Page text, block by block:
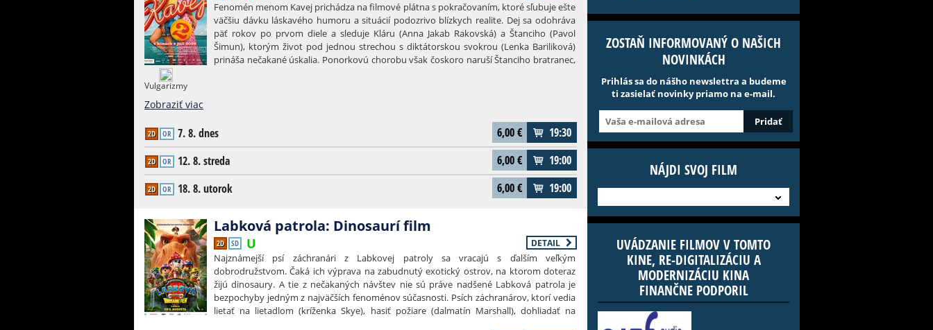
Fenomén menom Kavej prichádza na filmové plátna s pokračovaním, ktoré sľubuje ešte
väčšiu dávku láskavého humoru a situácií podozrivo blízkych realite. Dej sa odohráva
päť rokov po prvom diele a sleduje Kláru (Anna Jakab Rakovská) a Štanciho (Pavol
Šimun), ktorým život pod jednou strechou s diktátorskou svokrou (Lenka Bariliková)
prináša nečakané úskalia. Ponorkovú chorobu však čoskoro naruší Štanciho bratranec,
hľadajú lásku, muži sa aj s deťmi vydávajú za dobrodružstvom do lesa. Svoj vzťah sa
pokúša oživiť aj Klára staršia s Bertym (Braňo Matuščin), no plán sa im čoskoro začne
vymykať spod kontroly. V pokračovaní sa okrem obľúbených hrdinov predstavia aj ďalší
skvelí herci ako Alena Ďuránová, Kristián Baran, Branislav Deák, Robo Jakab, Adrián Urda
či Jaro Kyseľ. A samozrejme, nemôžu chýbať ani legendy - farár (Ander – Ján Pisančin) a
slávny spevák v podaní Petra Stašáka.
Vulgarizmy
Zobraziť viac
2D OR 7. 8. dnes 6,00€ 19:30
2D OR 12. 8. streda 6,00€ 19:00
2D OR 18. 8. utorok 6,00€ 19:00
Labková patrola: Dinosaurí film
2D SD DETAIL
Najznámejší psí záchranári z Labkovej patroly sa vracajú s ďalším veľkým
dobrodružstvom. Čaká ich výprava na zabudnutý exotický ostrov, na ktorom doteraz
žijú dinosaury. A tie z nečakaných návštev nie sú práve nadšené Labková patrola je
bezpochyby jedným z najväčších fenoménov súčasnosti. Psích záchranárov, ktorí vedia
lietať na lietadlom (kríženka Skye), hasiť požiare (dalmatín Marshall), dohliadať na
ZOSTAŇ INFORMOVANÝ O NAŠICH
NOVINKÁCH
Prihlás sa do nášho newslettra a budeme
ti zasielať novinky priamo na e-mail.
NÁJDI SVOJ FILM
UVÁDZANIE FILMOV V TOMTO
KINE, RE-DIGITALIZÁCIU A
MODERNIZÁCIU KINA
FINANČNE PODPORIL